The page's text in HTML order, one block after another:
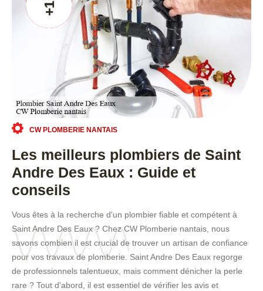
+10
CW PLOMBERIE NANTAIS
Les meilleurs plombiers de Saint
Andre Des Eaux : Guide et
conseils
Vous êtes à la recherche d'un plombier fiable et compétent à
Saint Andre Des Eaux ? Chez CW Plomberie nantais, nous
savons combien il est crucial de trouver un artisan de confiance
pour vos travaux de plomberie. Saint Andre Des Eaux regorge
de professionnels talentueux, mais comment dénicher la perle
rare ? Tout d'abord, il est essentiel de vérifier les avis et